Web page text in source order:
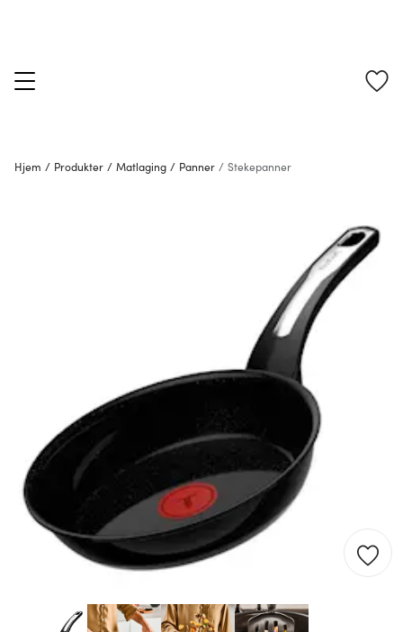
Hjem / Produkter / Matlaging / Panner / Stekepanner